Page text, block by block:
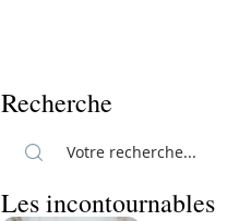
Recherche
Les incontournables